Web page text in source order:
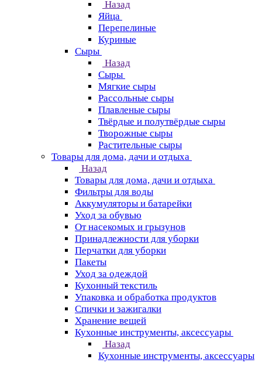
Назад
Яйца
Перепелиные
Куриные
Сыры
Назад
Сыры
Мягкие сыры
Рассольные сыры
Плавленые сыры
Твёрдые и полутвёрдые сыры
Творожные сыры
Растительные сыры
Товары для дома, дачи и отдыха
Назад
Товары для дома, дачи и отдыха
Фильтры для воды
Аккумуляторы и батарейки
Уход за обувью
От насекомых и грызунов
Принадлежности для уборки
Перчатки для уборки
Пакеты
Уход за одеждой
Кухонный текстиль
Упаковка и обработка продуктов
Спички и зажигалки
Хранение вещей
Кухонные инструменты, аксессуары
Назад
Кухонные инструменты, аксессуары